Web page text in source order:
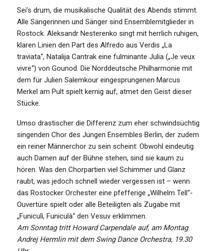
Sei’s drum, die musikalische Qualität des Abends stimmt.
Alle Sängerinnen und Sänger sind Ensemblemitglieder in
Rostock. Aleksandr Nesterenko singt mit herrlich ruhigen,
klaren Linien den Part des Alfredo aus Verdis „La
traviata“, Natalija Cantrak eine fulminante Julia („Je veux
vivre“) von Gounod. Die Norddeutsche Philharmonie mit
dem für Julien Salemkour eingesprungenen Marcus
Merkel am Pult spielt kernig auf, atmet den Geist dieser
Stücke.
Umso drastischer die Differenz zum eher schwindsüchtig
singenden Chor des Jungen Ensembles Berlin, der zudem
ein reiner Männerchor zu sein scheint: Obwohl eindeutig
auch Damen auf der Bühne stehen, sind sie kaum zu
hören. Was den Chorpartien viel Schimmer und Glanz
raubt, was jedoch schnell wieder vergessen ist – wenn
das Rostocker Orchester eine pfefferige „Wilhelm Tell“-
Ouvertüre spielt oder alle Beteiligten als Zugabe mit
„Funiculì, Funiculà“ den Vesuv erklimmen.
Am Sonntag tritt Howard Carpendale auf, am Montag
Andrej Hermlin mit dem Swing Dance Orchestra, 19.30